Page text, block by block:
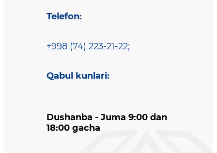
Telefon:
+998 (74) 223-21-22;
Qabul kunlari:
Dushanba - Juma 9:00 dan
18:00 gacha